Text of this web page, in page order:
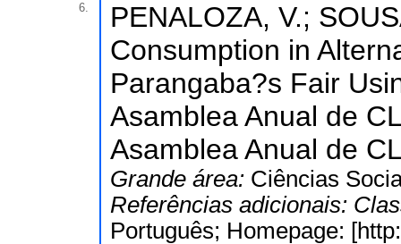
6.
PENALOZA, V.;
Consumption in
Parangaba?s Fair
Asamblea Anual de
Asamblea Anual de
Grande área: Ciências
Referências adicionais:
Português; Homepage: